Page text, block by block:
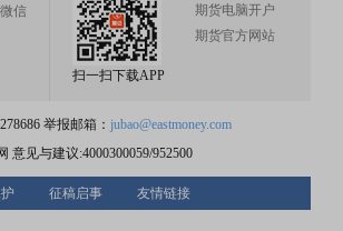
信
扫一扫下载APP
期货电脑开户
期货官方网站
举报邮箱： jubao@eastmoney.com
意见与建议:4000300059/952500
征稿启事 友情链接